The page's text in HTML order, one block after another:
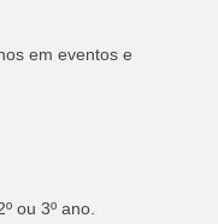
em eventos e
3º ano.